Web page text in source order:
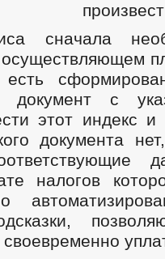
сначала
документ с
этот индекс и
документа
налогов